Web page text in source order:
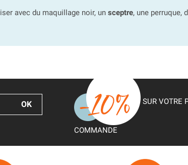
avec du maquillage noir, un sceptre, une perruque,
SUR VOTRE
COMMANDE